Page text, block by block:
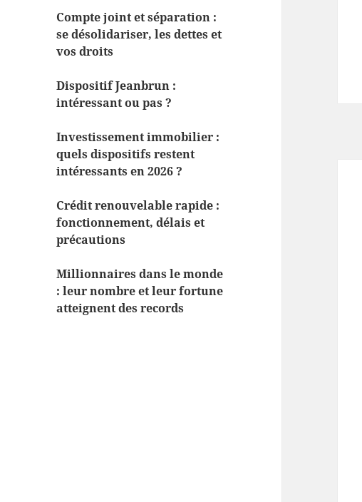
Compte joint et séparation :
se désolidariser, les dettes et
vos droits
Dispositif Jeanbrun :
intéressant ou pas ?
Investissement immobilier :
quels dispositifs restent
intéressants en 2026 ?
Crédit renouvelable rapide :
fonctionnement, délais et
précautions
Millionnaires dans le monde
: leur nombre et leur fortune
atteignent des records